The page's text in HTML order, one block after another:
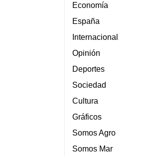
Economía
España
Internacional
Opinión
Deportes
Sociedad
Cultura
Gráficos
Somos Agro
Somos Mar